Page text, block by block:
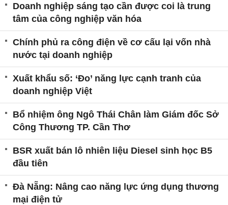
Doanh nghiệp sáng tạo cần được coi là trung
tâm của công nghiệp văn hóa
Chính phủ ra công điện về cơ cấu lại vốn nhà
nước tại doanh nghiệp
Xuất khẩu số: ‘Đo’ năng lực cạnh tranh của
doanh nghiệp Việt
Bổ nhiệm ông Ngô Thái Chân làm Giám đốc Sở
Công Thương TP. Cần Thơ
BSR xuất bán lô nhiên liệu Diesel sinh học B5
đầu tiên
Đà Nẵng: Nâng cao năng lực ứng dụng thương
mại điện tử